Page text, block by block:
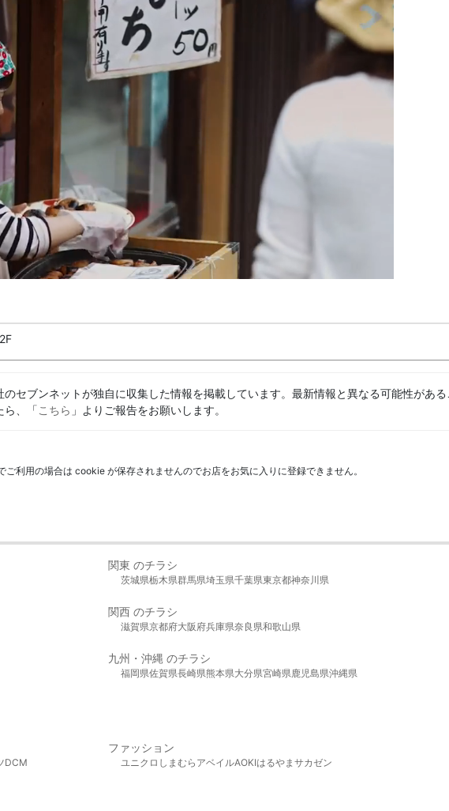
セブンネットが独自に収集した情報を掲載しています。最新情報と異なる可能性があ
ら、「こちら 」よりご報告をお願いします。
利用の場合は cookie が保存されませんのでお店をお気に入りに登録できません。
関東 のチラシ
茨城県栃木県群馬県埼玉県千葉県東京都神奈川県
関西 のチラシ
滋賀県京都府大阪府兵庫県奈良県和歌山県
九州・沖縄 のチラシ
福岡県佐賀県長崎県熊本県大分県宮崎県鹿児島県沖縄県
DCM
ファッション
ユニクロ しまむら アベイルAOKIはるやま サカゼン